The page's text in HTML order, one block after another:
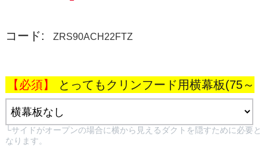
コード: ZRS90ACH22FTZ
とってもクリンフード用横幕板(75～
90cm幅共通)[テクスチャ―ブラック]:
└サイドがオープンの場合に横から見えるダクトを隠すために必要と
なります。